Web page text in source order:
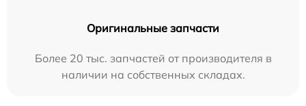
Оригинальные запчасти
Более 20 тыс. запчастей от производителя в
наличии на собственных складах.